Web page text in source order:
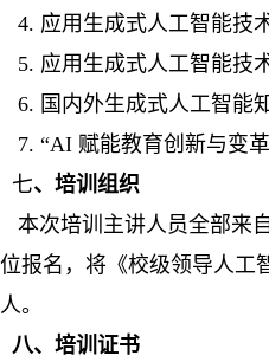
4. 应用生成式人工智能技
5. 应用生成式人工智能技
6. 国内外生成式人工智能
7. “AI 赋能教育创新与变
七、培训组织
本次培训主讲人员全部来
位报名，将《校级领导人工
人。
八、培训证书